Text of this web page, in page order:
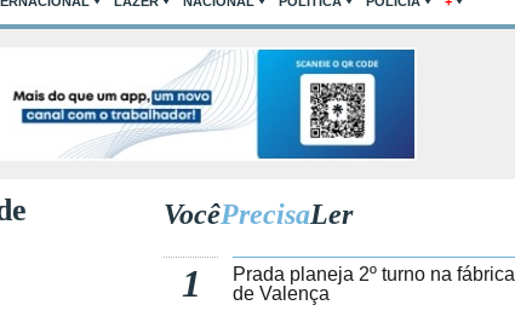
VocêPrecisaLer
1
Prada planeja 2º turno na fábrica
de Valença